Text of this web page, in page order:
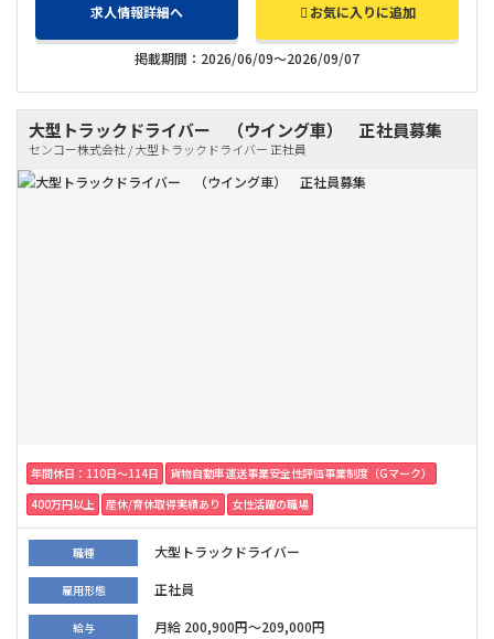
求人情報詳細へ お気に入りに追加
掲載期間：2026/06/09～2026/09/07
大型トラックドライバー （ウイング車） 正社員募集
センコー株式会社 / 大型トラックドライバー 正社員
年間休日：110日〜114日
貨物自動車運送事業安全性評価事業制度（Gマーク）
400万円以上
産休/育休取得実績あり 女性活躍の職場
職種 大型トラックドライバー
雇用形態 正社員
給与 月給 200,900円～209,000円